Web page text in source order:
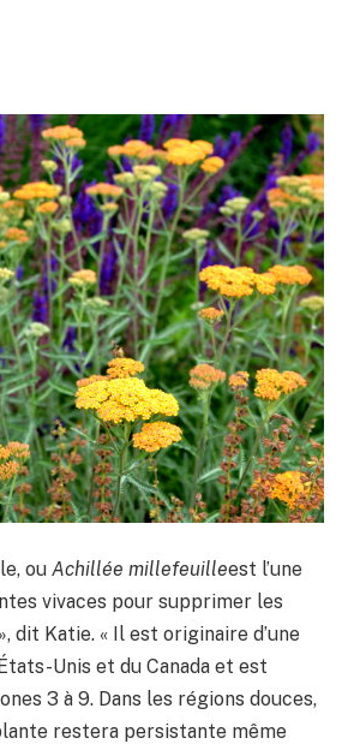
ou Achillée millefeuilleest l’une
vivaces pour supprimer les
dit Katie. « Il est originaire d’une
Unis et du Canada et est
3 à 9. Dans les régions douces,
restera persistante même